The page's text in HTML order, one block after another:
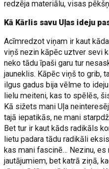
redzēja materiālu, visas
Kā Kārlis savu Uļas ideju
Acīmredzot viņam ir kaut
viņš nezin kāpēc uztver sevi
neko tādu īpaši garu tur
jauneklis. Kāpēc viņš to grib,
ilgus gadus bija vēlme to
lielu meiteni, kas to spēlēs,
Kā sižets mani Uļa
tajā iepatikās, ne mani
Bet tur ir kaut kāds radikāls
lietu padara tādu radikāli
kas mani fascinē… Nezinu,
jautājumiem, bet katrā ziņā,